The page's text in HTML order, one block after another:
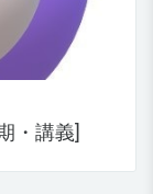
・講義]